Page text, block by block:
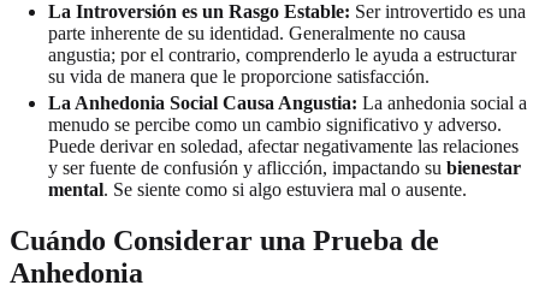
La Introversión es un Rasgo Estable: Ser introvertido es una
parte inherente de su identidad. Generalmente no causa
angustia; por el contrario, comprenderlo le ayuda a estructurar
su vida de manera que le proporcione satisfacción.
La Anhedonia Social Causa Angustia: La anhedonia social a
menudo se percibe como un cambio significativo y adverso.
Puede derivar en soledad, afectar negativamente las relaciones
y ser fuente de confusión y aflicción, impactando su bienestar
mental. Se siente como si algo estuviera mal o ausente.
Cuándo Considerar una Prueba de
Anhedonia